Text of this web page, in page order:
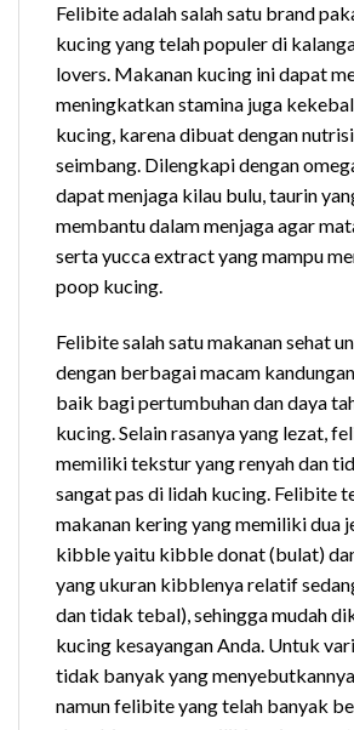
Felibite adalah salah satu brand
kucing yang telah populer di
lovers. Makanan kucing ini dapat
meningkatkan stamina juga
kucing, karena dibuat dengan
seimbang. Dilengkapi dengan
dapat menjaga kilau bulu, taurin
membantu dalam menjaga agar
serta yucca extract yang mampu
poop kucing.
Felibite salah satu makanan sehat
dengan berbagai macam
baik bagi pertumbuhan dan daya
kucing. Selain rasanya yang lezat,
memiliki tekstur yang renyah dan
sangat pas di lidah kucing. Felibite
makanan kering yang memiliki dua
kibble yaitu kibble donat (bulat)
yang ukuran kibblenya relatif
dan tidak tebal), sehingga mudah
kucing kesayangan Anda. Untuk
tidak banyak yang
namun felibite yang telah banyak